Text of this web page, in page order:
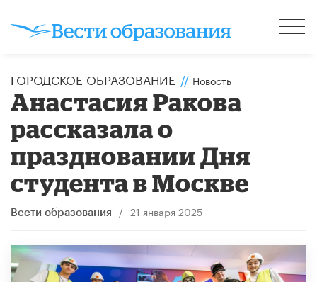
ГОРОДСКОЕ ОБРАЗОВАНИЕ // Новость
Анастасия Ракова
рассказала о
праздновании Дня
студента в Москве
Вести образования / 21 января 2025